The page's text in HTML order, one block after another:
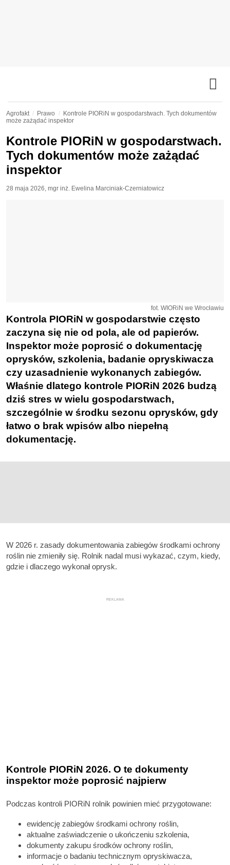
Agrofakt Prawo
Kontrole PIORiN w gospodarstwach. Tych dokumentów
może zażądać inspektor
Kontrole PIORiN w gospodarstwach.
Tych dokumentów może zażądać
inspektor
28 maja 2026, mgr inż. Ewelina Marciniak-Czerniatowicz
fot. WIORiN we Wrocławiu
Kontrola PIORiN w gospodarstwie często
zaczyna się nie od pola, ale od papierów.
Inspektor może poprosić o dokumentację
oprysków, szkolenia, badanie opryskiwacza
czy uzasadnienie wykonanych zabiegów.
Właśnie dlatego kontrole PIORiN 2026 budzą
dziś stres w wielu gospodarstwach,
szczególnie w środku sezonu oprysków, gdy
łatwo o brak wpisów albo niepełną
dokumentację.
W 2026 r. zasady dokumentowania zabiegów środkami ochrony
roślin nie zmieniły się. Rolnik nadal musi wykazać, czym, kiedy,
gdzie i dlaczego wykonał oprysk.
REKLAMA
Kontrole PIORiN 2026. O te dokumenty
inspektor może poprosić najpierw
Podczas kontroli PIORiN rolnik powinien mieć przygotowane:
ewidencję zabiegów środkami ochrony roślin,
aktualne zaświadczenie o ukończeniu szkolenia,
dokumenty zakupu środków ochrony roślin,
informacje o badaniu technicznym opryskiwacza,